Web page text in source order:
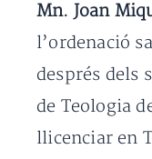
Mn. Joan
l’ordenació
després dels
de Teologia
llicenciar en